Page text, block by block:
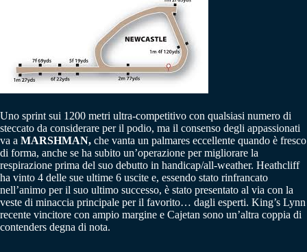
Uno sprint sui 1200 metri ultra-competitivo con qualsiasi numero di
steccato da considerare per il podio, ma il consenso degli appassionati
va a MARSHMAN, che vanta un palmares eccellente quando è fresco
di forma, anche se ha subito un’operazione per migliorare la
respirazione prima del suo debutto in handicap/all-weather. Heathcliff
ha vinto 4 delle sue ultime 6 uscite e, essendo stato rinfrancato
nell’animo per il suo ultimo successo, è stato presentato al via con la
veste di minaccia principale per il favorito… dagli esperti. King’s Lynn
recente vincitore con ampio margine e Cajetan sono un’altra coppia di
contenders degna di nota.